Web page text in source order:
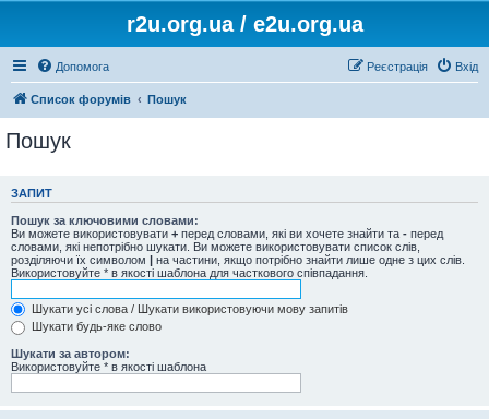
r2u.org.ua / e2u.org.ua
Допомога Вхід
Реєстрація
Список форумів Пошук
Пошук
ЗАПИТ
Пошук за ключовими словами:
Ви можете використовувати + перед словами, які ви хочете знайти та - перед
словами, які непотрібно шукати. Ви можете використовувати список слів,
розділяючи їх символом | на частини, якщо потрібно знайти лише одне з цих слів.
Використовуйте * в якості шаблона для часткового співпадання.
Шукати усі слова / Шукати використовуючи мову запитів
Шукати будь-яке слово
Шукати за автором:
Використовуйте * в якості шаблона